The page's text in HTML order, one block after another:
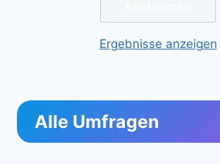
Ergebnisse anzeigen
Alle Umfragen